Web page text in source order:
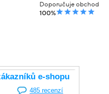
Doporučuje obchod
100%